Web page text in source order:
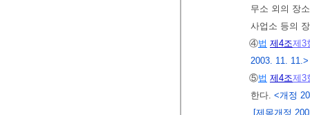
무소 외의 장
사업소 등의
④법 제4조제3
2003. 11. 11.>
⑤법 제4조제3
한다. <개정
[제목개정